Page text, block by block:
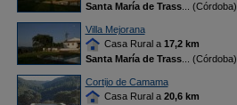
Santa María de Trass... (Córdoba)
Villa Mejorana
Casa Rural a 17,2 km
Santa María de Trass... (Córdoba)
Cortijo de Camama
Casa Rural a 20,6 km